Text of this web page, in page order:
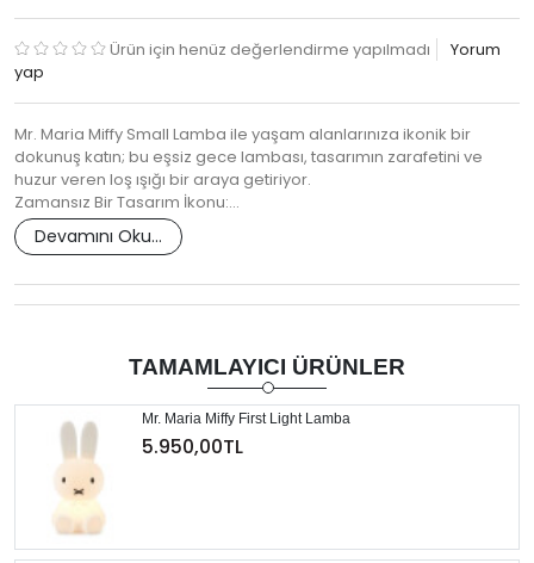
Ürün için henüz değerlendirme yapılmadı
Yorum
yap
Mr. Maria Miffy Small Lamba ile yaşam alanlarınıza ikonik bir
dokunuş katın; bu eşsiz gece lambası, tasarımın zarafetini ve
huzur veren loş ışığı bir araya getiriyor.
Zamansız Bir Tasarım İkonu:…
Devamını Oku...
TAMAMLAYICI ÜRÜNLER
Mr. Maria Miffy First Light Lamba
5.950,00TL